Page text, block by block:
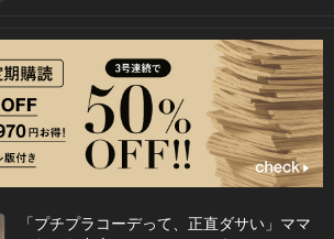
「プチプラコーデって、正直ダサい」ママ